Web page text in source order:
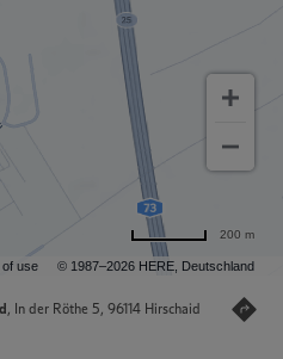
use © 1987–2026 HERE, Deutschland
200 m
, In der Röthe 5, 96114 Hirschaid